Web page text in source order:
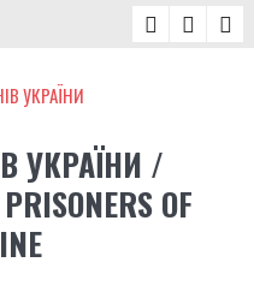
УКРАЇНИ /
OF